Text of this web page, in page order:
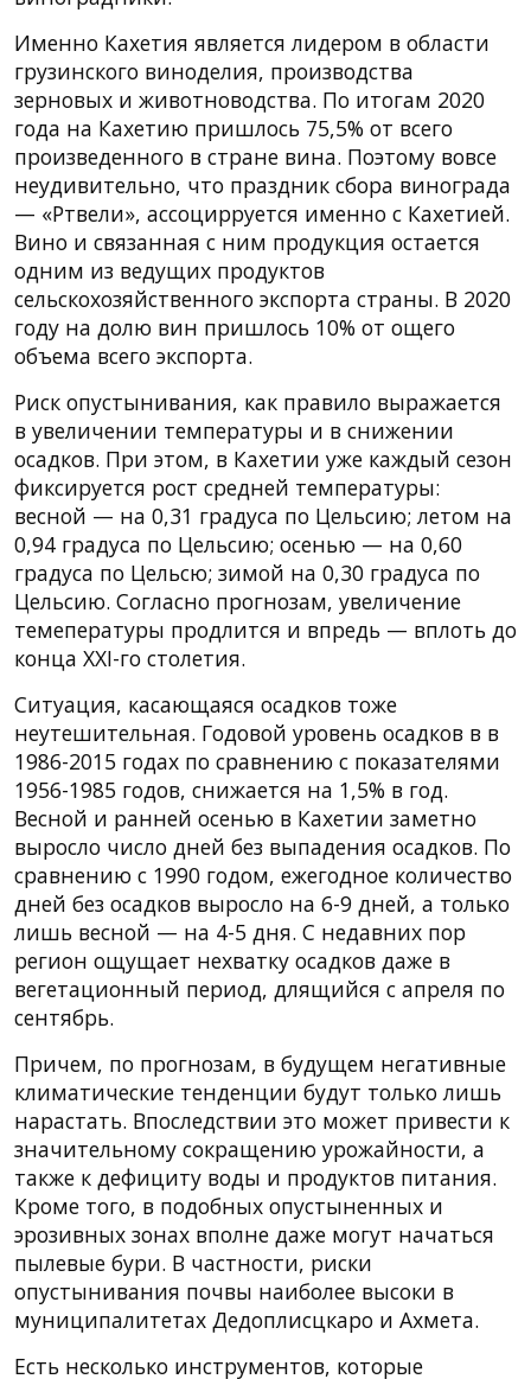
Именно Кахетия является лидером в области
грузинского виноделия, производства
зерновых и животноводства. По итогам 2020
года на Кахетию пришлось 75,5% от всего
произведенного в стране вина. Поэтому вовсе
неудивительно, что праздник сбора винограда
— «Ртвели», ассоцирруется именно с Кахетией.
Вино и связанная с ним продукция остается
одним из ведущих продуктов
сельскохозяйственного экспорта страны. В 2020
году на долю вин пришлось 10% от ощего
объема всего экспорта.
Риск опустынивания, как правило выражается
в увеличении температуры и в снижении
осадков. При этом, в Кахетии уже каждый сезон
фиксируется рост средней температуры:
весной — на 0,31 градуса по Цельсию; летом на
0,94 градуса по Цельсию; осенью — на 0,60
градуса по Цельсю; зимой на 0,30 градуса по
Цельсию. Согласно прогнозам, увеличение
темепературы продлится и впредь — вплоть до
конца XXI-го столетия.
Ситуация, касающаяся осадков тоже
неутешительная. Годовой уровень осадков в в
1986-2015 годах по сравнению с показателями
1956-1985 годов, снижается на 1,5% в год.
Весной и ранней осенью в Кахетии заметно
выросло число дней без выпадения осадков. По
сравнению с 1990 годом, ежегодное количество
дней без осадков выросло на 6-9 дней, а только
лишь весной — на 4-5 дня. С недавних пор
регион ощущает нехватку осадков даже в
вегетационный период, длящийся с апреля по
сентябрь.
Причем, по прогнозам, в будущем негативные
климатические тенденции будут только лишь
нарастать. Впоследствии это может привести к
значительному сокращению урожайности, а
также к дефициту воды и продуктов питания.
Кроме того, в подобных опустыненных и
эрозивных зонах вполне даже могут начаться
пылевые бури. В частности, риски
опустынивания почвы наиболее высоки в
муниципалитетах Дедоплисцкаро и Ахмета.
Есть несколько инструментов, которые